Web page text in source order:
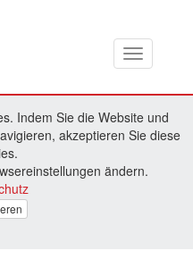
Toggle
navigation
Indem Sie die Website und
akzeptieren Sie diese
ändern.